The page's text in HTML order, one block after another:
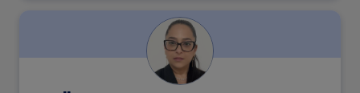
שמאות ובדק נכס